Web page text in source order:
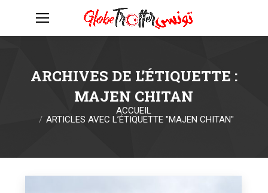
ARCHIVES DE L’ÉTIQUETTE :
MAJEN CHITAN
Vous êtes ici :
ACCUEIL
ARTICLES AVEC L’ÉTIQUETTE "MAJEN CHITAN"